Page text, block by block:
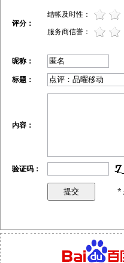
评分：
结帐及时性：
服务商信誉：
昵称：
标题：
内容：
验证码：
*